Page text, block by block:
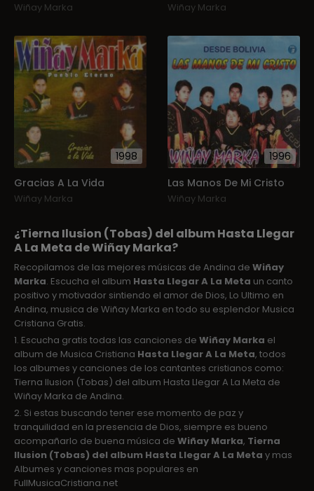
Wiñay Marka Wiñay Marka
1998
Gracias A La Vida
Wiñay Marka
1996
Las Manos De Mi Cristo
Wiñay Marka
¿Tierna Ilusion (Tobas) del album Hasta Llegar
A La Meta de Wiñay Marka?
Recopilamos de las mejores músicas de Andina de Wiñay
Marka. Escucha el album Hasta Llegar A La Meta un canto
positivo y motivador sintiendo el amor de Dios, Lo Ultimo en
Andina, musica de Wiñay Marka en todo su esplendor Musica
Cristiana Gratis.
1. Escucha gratis todas las canciones de Wiñay Marka el
album de Musica Cristiana Hasta Llegar A La Meta, todos
los albumes y canciones de los cantantes cristianos como:
Tierna Ilusion (Tobas) del album Hasta Llegar A La Meta de
Wiñay Marka de Andina.
2. Si estas buscando tener ese momento de paz y
tranquilidad en la presencia de Dios, siempre es bueno
acompañarlo de buena música de Wiñay Marka, Tierna
Ilusion (Tobas) del album Hasta Llegar A La Meta y mas
Albumes y canciones mas populares en
FullMusicaCristiana.net